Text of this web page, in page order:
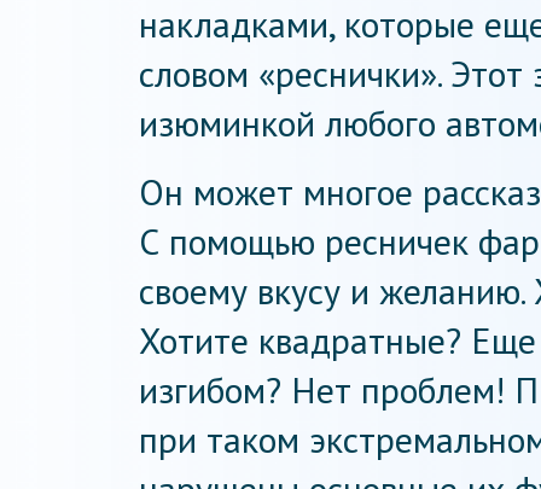
накладками, которые
словом «реснички».
изюминкой любого
Он может многое
С помощью ресничек
своему вкусу и
Хотите квадратные?
изгибом? Нет проблем!
при таком